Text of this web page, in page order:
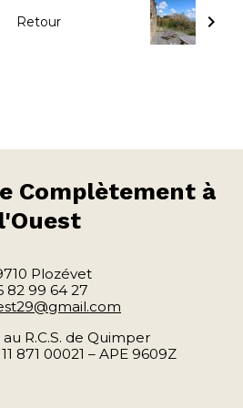
Retour
Complètement à
l'Ouest
Plozévet
82 99 64 27
R.C.S. de Quimper
871 00021 – APE 9609Z